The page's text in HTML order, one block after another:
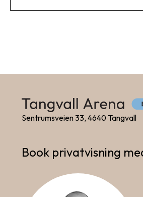
Sentrumsveien 33, 4640 Tangvall
Book privatvisning